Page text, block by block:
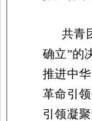
共青
确立”的
推进中
革命引
引领凝